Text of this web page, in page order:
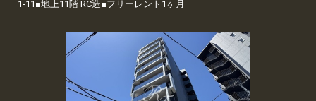
1-11■地上11階 RC造■フリーレント1ヶ月